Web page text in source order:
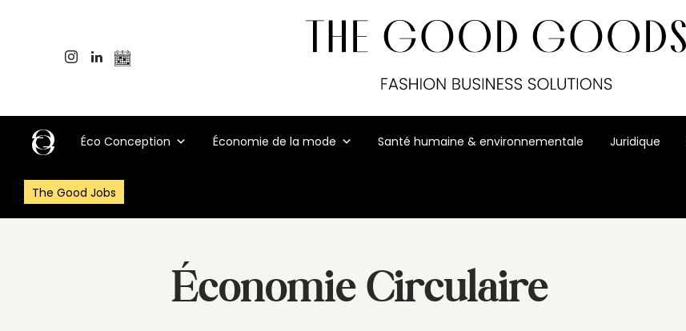
Éco Conception Économie de la mode Santé humaine & environnementale Juridique
The Good Jobs
Économie Circulaire